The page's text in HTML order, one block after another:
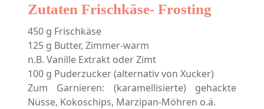
Zutaten Frischkäse- Frosting
450 g Frischkäse
125 g Butter, Zimmer-warm
n.B. Vanille Extrakt oder Zimt
100 g Puderzucker (alternativ von Xucker)
Zum Garnieren: (karamellisierte) gehackte
Nüsse, Kokoschips, Marzipan-Möhren o.ä.